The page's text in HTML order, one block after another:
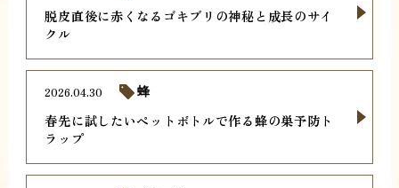
脱皮直後に赤くなるゴキブリの神秘と成長のサイ
クル
春先に試したいペットボトルで作る蜂の巣予防ト
ラップ
2026.04.30 蜂